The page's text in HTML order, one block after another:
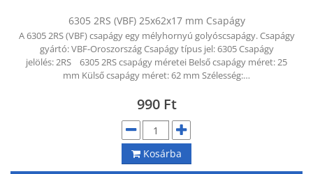
6305 2RS (VBF) 25x62x17 mm Csapágy
A 6305 2RS (VBF) csapágy egy mélyhornyú golyóscsapágy. Csapágy
gyártó: VBF-Oroszország Csapágy típus jel: 6305 Csapágy
jelölés: 2RS 6305 2RS csapágy méretei Belső csapágy méret: 25
mm Külső csapágy méret: 62 mm Szélesség:…
990 Ft
Kosárba